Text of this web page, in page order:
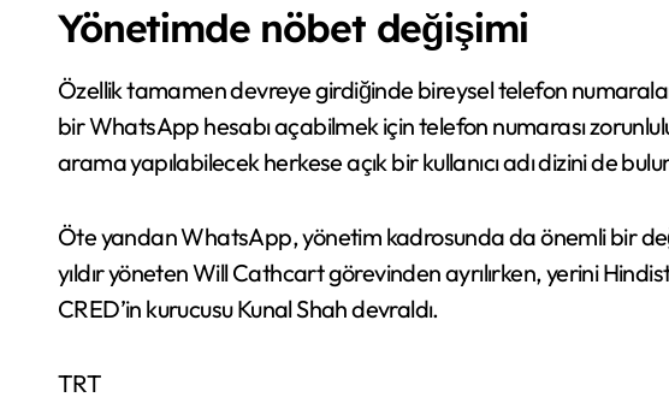
Yönetimde nöbet değişimi
Özellik tamamen devreye girdiğinde bireysel telefon
bir WhatsApp hesabı açabilmek için telefon numarası
arama yapılabilecek herkese açık bir kullanıcı adı dizini de
Öte yandan WhatsApp, yönetim kadrosunda da önemli bir
yıldır yöneten Will Cathcart görevinden ayrılırken, yerini
CRED’in kurucusu Kunal Shah devraldı.
TRT